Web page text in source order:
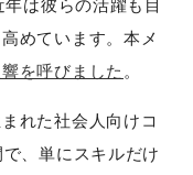
は彼らの活躍も目
めています。本メ
を呼びました 。
れた社会人向けコ
、単にスキルだけ